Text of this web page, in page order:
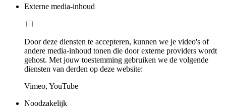
Externe media-inhoud
Door deze diensten te accepteren, kunnen we je video's of
andere media-inhoud tonen die door externe providers wordt
gehost. Met jouw toestemming gebruiken we de volgende
diensten van derden op deze website:
Vimeo, YouTube
Noodzakelijk